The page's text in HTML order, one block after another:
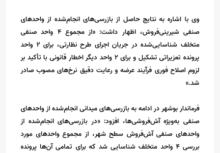
وی با اشاره به نتایج حاصل از بازرسی‌های انجام‌شده از واحدهای
صنفی شیرینی‌فروش، اظهار داشت: «از مجموع ۴ واحد صنفی
متخلف شناسایی‌شده در جریان اجرای طرح نظارتی، برای ۲ واحد
پرونده تعزیراتی تشکیل و برای ۲ واحد دیگر اخطار قانونی با تأکید بر
لزوم اصلاح فوری فرآیند عرضه و رعایت دقیق نرخ‌های مصوب صادر
شد.»
فرماندار بوشهر در ادامه به بازرسی‌های میدانی انجام‌شده از واحدهای
صنفی به‌ویژه آش‌فروشی‌ها، افزود: «در بازرسی‌های انجام‌شده از
واحدهای صنفی آش‌فروش سطح شهر، از مجموع واحدهای مورد
بررسی ۴ واحد متخلف شناسایی شد که برای تمامی آن‌ها پرونده